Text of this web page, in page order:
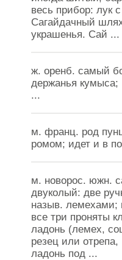
весь прибор: лук
Сагайдачный
украшенья. Сай ...
ж. оренб. самый
держанья кумыса;
...
м. франц. род
ромом; идет и в
м. новорос. южн.
двуколый: две
назыв. лемехами;
все три проняты
ладонь (лемех,
резец или отрепа,
ладонь под ...